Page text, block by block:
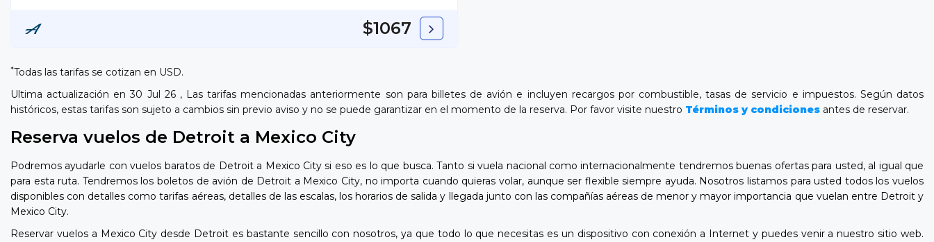
$1067
*Todas las tarifas se cotizan en USD.
Ultima actualización en 30 Jul 26 , Las tarifas mencionadas anteriormente son para billetes de avión e incluyen recargos por combustible, tasas de servicio e impuestos. Según datos
históricos, estas tarifas son sujeto a cambios sin previo aviso y no se puede garantizar en el momento de la reserva. Por favor visite nuestro Términos y condiciones antes de reservar.
Reserva vuelos de Detroit a Mexico City
Podremos ayudarle con vuelos baratos de Detroit a Mexico City si eso es lo que busca. Tanto si vuela nacional como internacionalmente tendremos buenas ofertas para usted, al igual que
para esta ruta. Tendremos los boletos de avión de Detroit a Mexico City, no importa cuando quieras volar, aunque ser flexible siempre ayuda. Nosotros listamos para usted todos los vuelos
disponibles con detalles como tarifas aéreas, detalles de las escalas, los horarios de salida y llegada junto con las compañías aéreas de menor y mayor importancia que vuelan entre Detroit y
Mexico City.
Reservar vuelos a Mexico City desde Detroit es bastante sencillo con nosotros, ya que todo lo que necesitas es un dispositivo con conexión a Internet y puedes venir a nuestro sitio web.